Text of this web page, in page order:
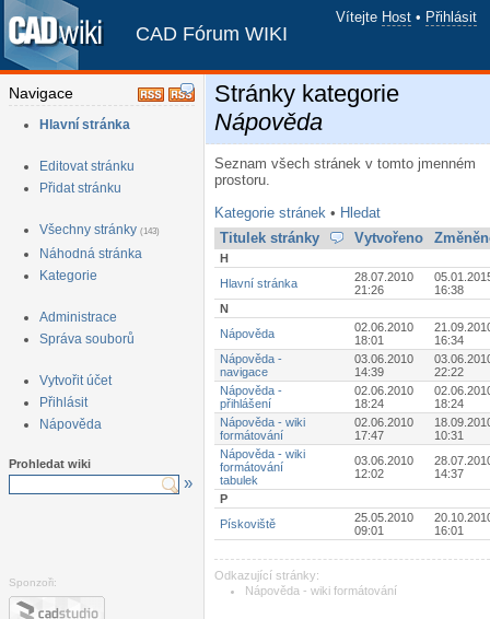
Vítejte Host • Přihlásit
CAD Fórum WIKI
Navigace
Hlavní stránka
Editovat stránku
Přidat stránku
Všechny stránky (143)
Náhodná stránka
Kategorie
Administrace
Správa souborů
Vytvořit účet
Přihlásit
Nápověda
Prohledat wiki
»
Sponzoři:
Stránky kategorie
Nápověda
Seznam všech stránek v tomto jmenném
prostoru.
Kategorie stránek • Hledat
Titulek stránky
Vytvořeno
H
Hlavní stránka
28.07.2010
21:26
16:38
N
Nápověda
02.06.2010
18:01
16:34
Nápověda -
navigace
03.06.2010
14:39
22:22
Nápověda -
přihlášení
02.06.2010
18:24
18:24
Nápověda - wiki
formátování
02.06.2010
17:47
10:31
Nápověda - wiki
formátování
tabulek
03.06.2010
12:02
14:37
P
Pískoviště
25.05.2010
09:01
16:01
Odkazující stránky:
Nápověda - wiki formátování